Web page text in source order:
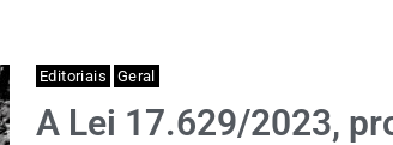
Editoriais Geral
A Lei 17.629/2023,